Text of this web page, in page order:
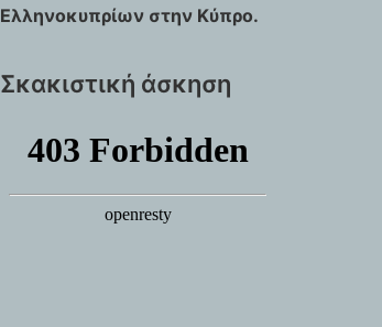
Ελληνοκυπρίων στην Κύπρο.
Σκακιστική άσκηση